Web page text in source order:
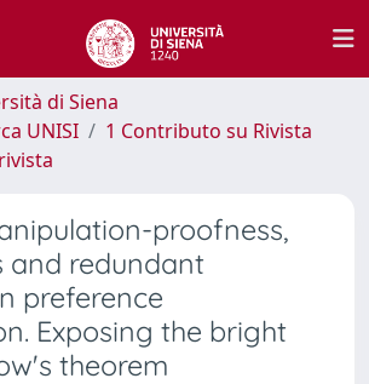
di Siena
UNISI
1 Contributo su Rivista
proofness,
and redundant
preference
Exposing the bright
theorem